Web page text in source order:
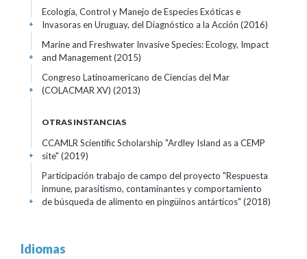
Ecología, Control y Manejo de Especies Exóticas e
Invasoras en Uruguay, del Diagnóstico a la Acción (2016)
+
Marine and Freshwater Invasive Species: Ecology, Impact
and Management(2015)
+
Congreso Latinoamericano de Ciencias del Mar
(COLACMAR XV) (2013)
+
OTRAS INSTANCIAS
CCAMLR Scientific Scholarship "Ardley Island as a CEMP
site" (2019)
+
Participación trabajo de campo del proyecto "Respuesta
inmune, parasitismo, contaminantes y comportamiento
de búsqueda de alimento en pingüinos antárticos" (2018)
+
Idiomas